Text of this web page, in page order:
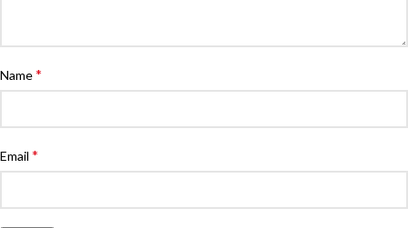
Name*
Email *